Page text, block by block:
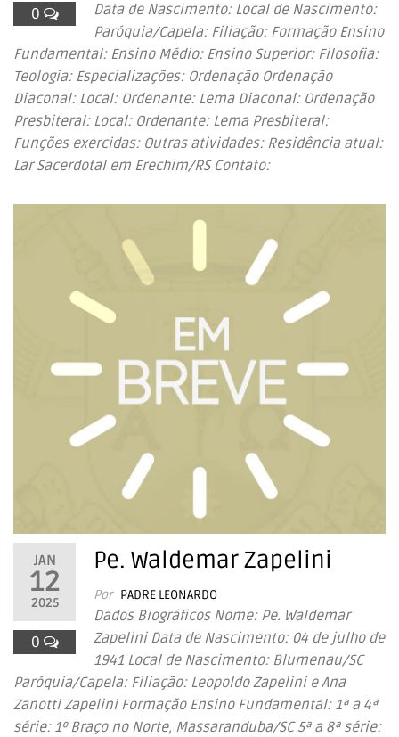
0
Data de Nascimento: Local de Nascimento:
Paróquia/Capela: Filiação: Formação Ensino
Fundamental: Ensino Médio: Ensino Superior: Filosofia:
Teologia: Especializações: Ordenação Ordenação
Diaconal: Local: Ordenante: Lema Diaconal: Ordenação
Presbiteral: Local: Ordenante: Lema Presbiteral:
Funções exercidas: Outras atividades: Residência atual:
Lar Sacerdotal em Erechim/RS Contato:
JAN
12
2025
0
Pe. Waldemar Zapelini
Por PADRE LEONARDO
Dados Biográficos Nome: Pe. Waldemar
Zapelini Data de Nascimento: 04 de julho de
1941 Local de Nascimento: Blumenau/SC
Paróquia/Capela: Filiação: Leopoldo Zapelini e Ana
Zanotti Zapelini Formação Ensino Fundamental: 1ª a 4ª
série: 1º Braço no Norte, Massaranduba/SC 5ª a 8ª série: